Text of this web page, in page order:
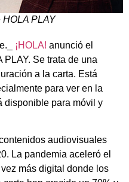
PLAY
¡HOLA! anunció el
PLAY. Se trata de una
a la carta. Está
para ver en la
disponible para móvil y
audiovisuales
La pandemia aceleró el
más digital donde los